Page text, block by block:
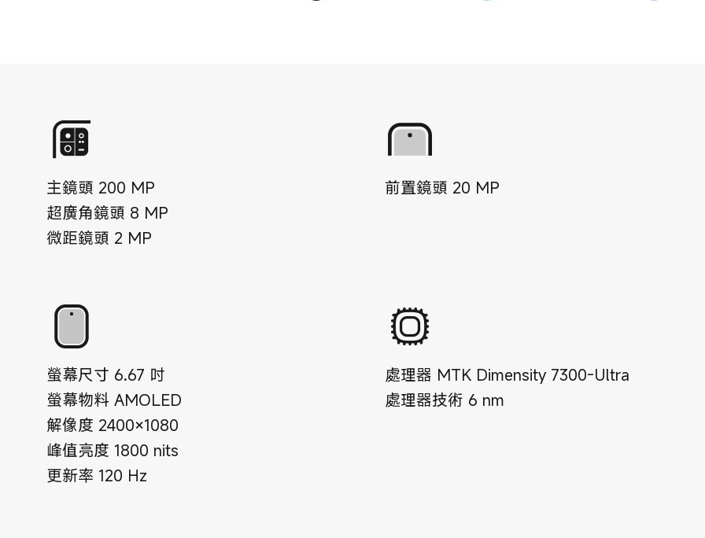
主鏡頭 200 MP
超廣角鏡頭 8 MP
微距鏡頭 2 MP
前置鏡頭 20 MP
螢幕尺寸 6.67 吋
螢幕物料 AMOLED
解像度 2400×1080
峰值亮度 1800 nits
更新率 120 Hz
處理器 MTK Dimensity 7300-Ultra
處理器技術 6 nm